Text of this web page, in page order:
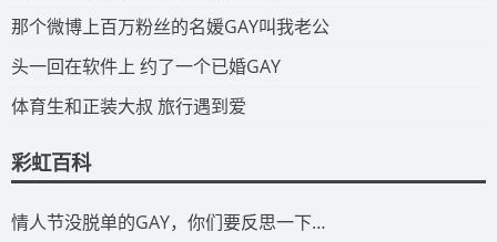
​那个微博上百万粉丝的名媛GAY叫我老公
​头一回在软件上 约了一个已婚GAY
​体育生和正装大叔 旅行遇到爱
彩虹百科
​情人节没脱单的GAY，你们要反思一下…